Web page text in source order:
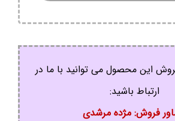
این محصول می توانید با ما در
ارتباط باشید:
فروش: مژده مرشدی